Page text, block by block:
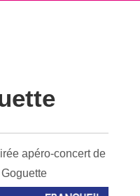
apéro-concert de
Goguette